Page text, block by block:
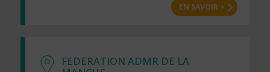
EN SAVOIR +
FEDERATION ADMR DE LA